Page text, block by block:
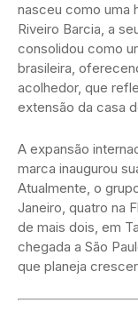
nasceu como uma
Riveiro Barcia, a
consolidou como
brasileira,
acolhedor, que
extensão da casa
A expansão
marca inaugurou
Atualmente, o
Janeiro, quatro na
de mais dois, em
chegada a São
que planeja